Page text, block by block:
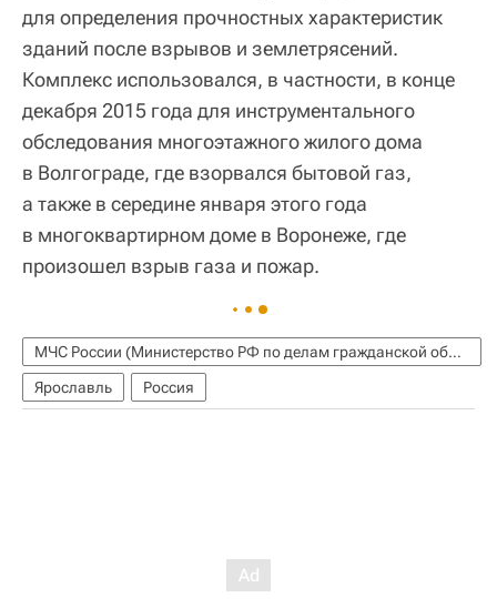
для определения прочностных характеристик
зданий после взрывов и землетрясений.
Комплекс использовался, в частности, в конце
декабря 2015 года для инструментального
обследования многоэтажного жилого дома
в Волгограде, где взорвался бытовой газ,
а также в середине января этого года
в многоквартирном доме в Воронеже, где
произошел взрыв газа и пожар.
МЧС России (Министерство РФ по делам гражданской обороны, чрезвычайным ситуациям и ликвидации последствий стихийных бедствий)
Ярославль
Россия